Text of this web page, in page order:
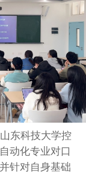
东科技大学控
动化专业对口
针对自身基础